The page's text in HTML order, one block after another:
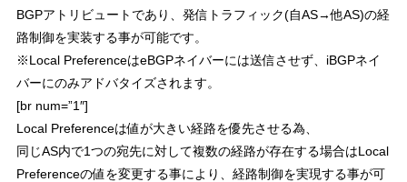
BGPアトリビュートであり、発信トラフィック(自AS→他AS)の経
路制御を実装する事が可能です。
※Local PreferenceはeBGPネイバーには送信させず、iBGPネイ
バーにのみアドバタイズされます。
[br num=”1″]
Local Preferenceは値が大きい経路を優先させる為、
同じAS内で1つの宛先に対して複数の経路が存在する場合はLocal
Preferenceの値を変更する事により、経路制御を実現する事が可